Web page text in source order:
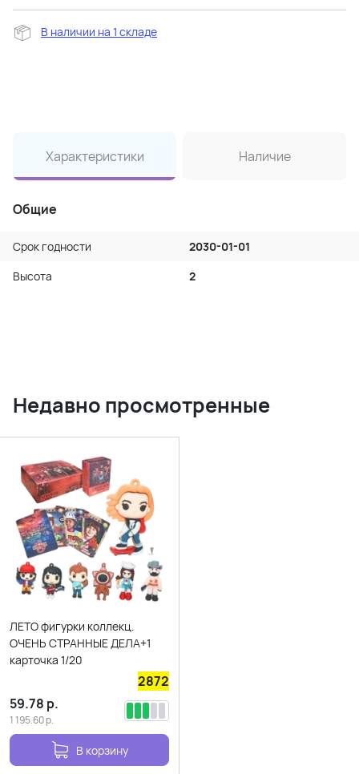
В наличии на 1 складе
Характеристики Наличие
Общие
Срок годности
2030-01-01
Высота
2
Недавно просмотренные
ЛЕТО фигурки коллекц.
ОЧЕНЬ СТРАННЫЕ ДЕЛА+1
карточка 1/20
2872
59.78 р.
1 195.60р.
В корзину